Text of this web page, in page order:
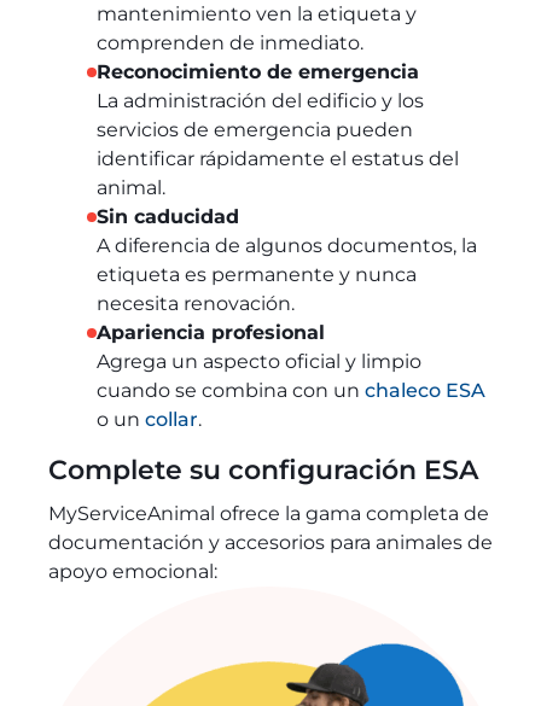
mantenimiento ven la etiqueta y
comprenden de inmediato.
Reconocimiento de emergencia
La administración del edificio y los
servicios de emergencia pueden
identificar rápidamente el estatus del
animal.
Sin caducidad
A diferencia de algunos documentos, la
etiqueta es permanente y nunca
necesita renovación.
Apariencia profesional
Agrega un aspecto oficial y limpio
cuando se combina con un chaleco ESA
o un collar.
Complete su configuración ESA
MyServiceAnimal ofrece la gama completa de
documentación y accesorios para animales de
apoyo emocional: